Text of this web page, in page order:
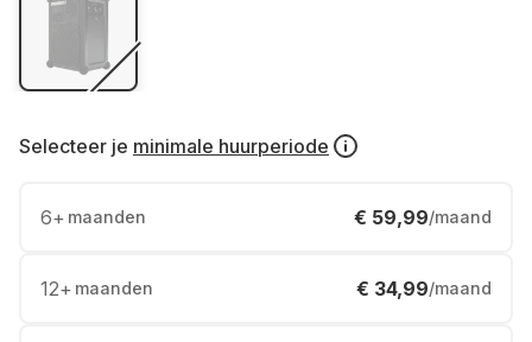
Selecteer je minimale huurperiode
6+ maanden € 59,99/maand
12+ maanden € 34,99/maand